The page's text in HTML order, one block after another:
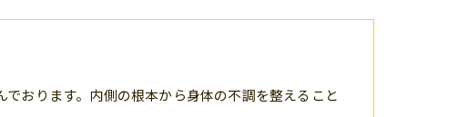
おります。内側の根本から身体の不調を整えること